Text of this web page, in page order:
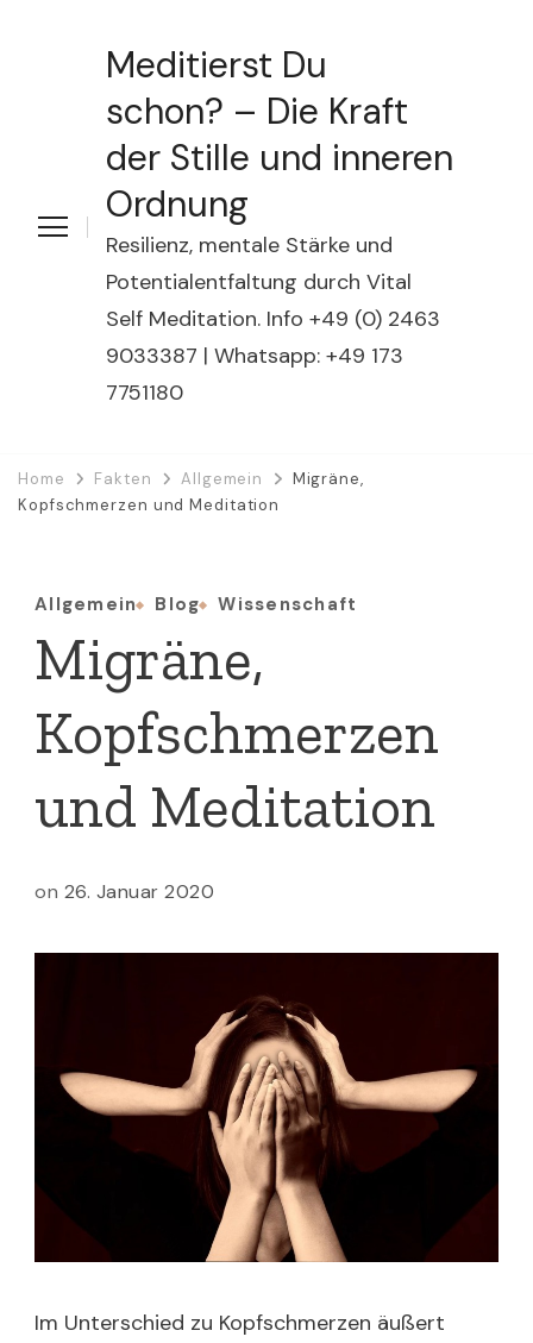
Meditierst Du
schon? – Die Kraft
der Stille und inneren
Ordnung
Resilienz, mentale Stärke und
Potentialentfaltung durch Vital
Self Meditation. Info +49 (0) 2463
9033387 | Whatsapp: +49 173
7751180
Home Fakten Allgemein
Migräne,
Kopfschmerzen und Meditation
Allgemein Blog Wissenschaft
Migräne,
Kopfschmerzen
und Meditation
on 26. Januar 2020
Im Unterschied zu Kopfschmerzen äußert